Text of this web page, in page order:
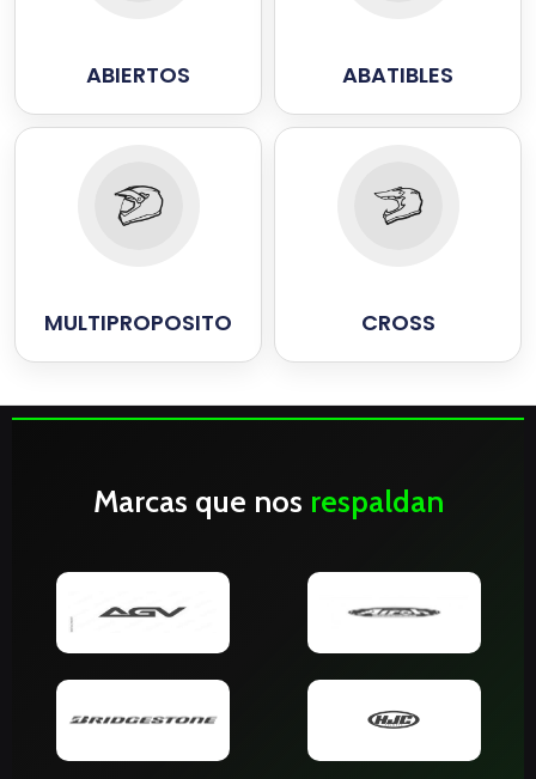
ABIERTOS ABATIBLES
MULTIPROPOSITO CROSS
Marcas que nos respaldan